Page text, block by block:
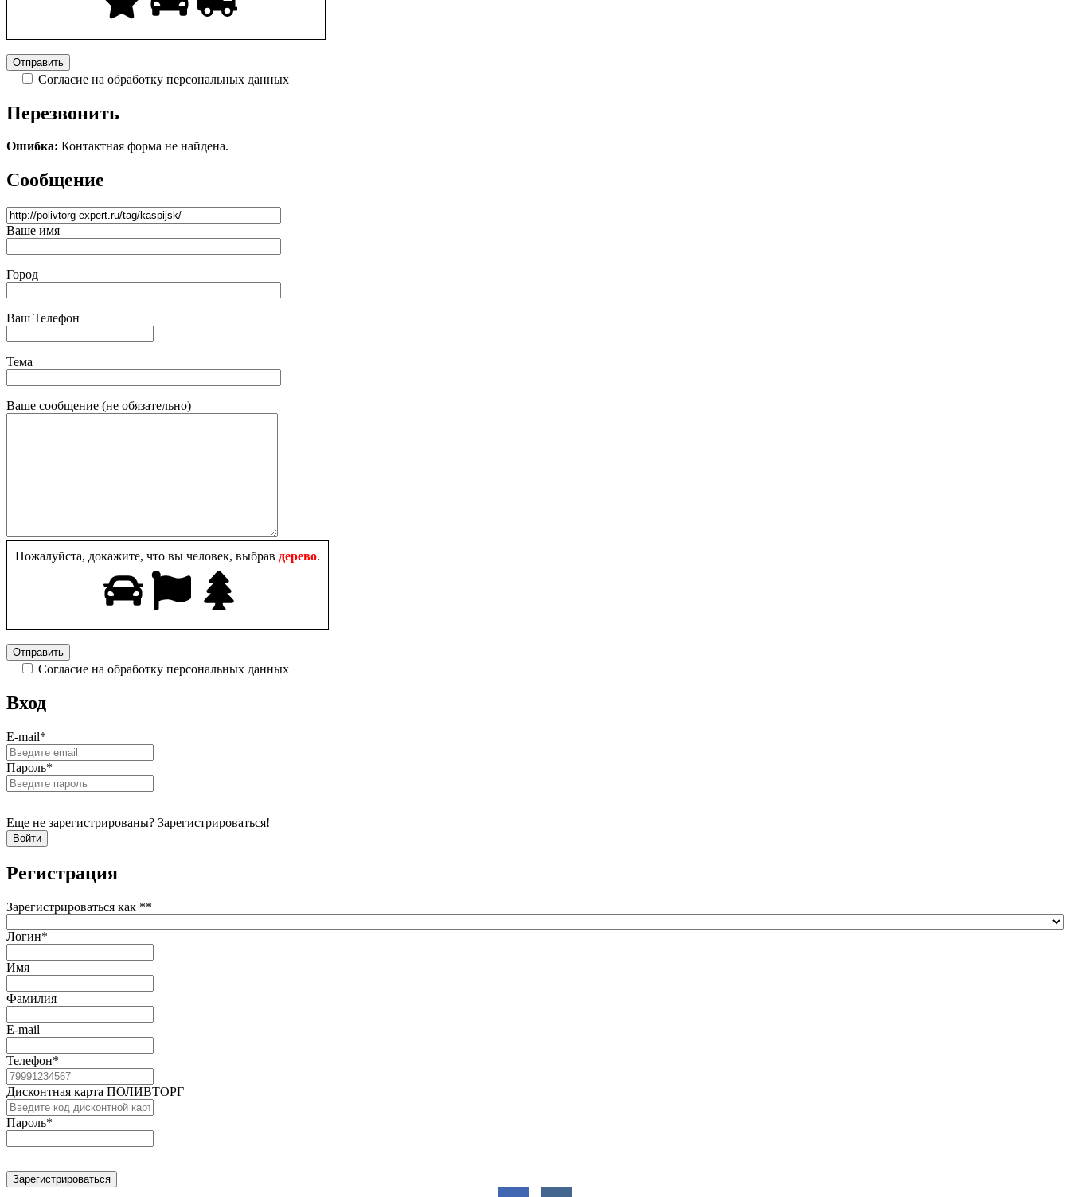
Согласие на обработку персональных данных
Перезвонить
Ошибка: Контактная форма не найдена.
Сообщение
Ваше имя
Город
Ваш Телефон
Тема
Ваше сообщение (не обязательно)
Пожалуйста, докажите, что вы человек, выбрав дерево.
Согласие на обработку персональных данных
Вход
E-mail*
Пароль*
Еще не зарегистрированы? Зарегистрироваться!
Регистрация
Зарегистрироваться как **
Логин*
Имя
Фамилия
E-mail
Телефон*
Дисконтная карта ПОЛИВТОРГ
Пароль*